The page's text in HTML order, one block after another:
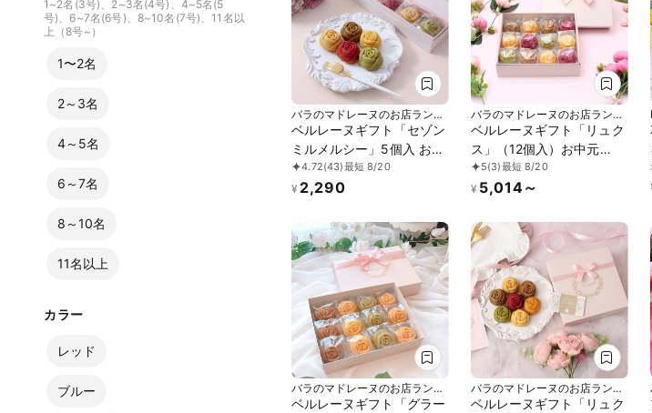
1~2名(3号)、2~3名(4号)、4~5名(5
号)、6~7名(6号)、8~10名(7号)、11名以
上（8号~）
1〜2名
2～3名
4～5名
6～7名
8～10名
11名以上
カラー
レッド
ブルー
バラのマドレーヌのお店ランジ
ェラ
ベルレーヌギフト「セゾン
ミルメルシー」5個入 お中
元2026
4.72(43)最短 8/20
¥ 2,290
バラのマドレーヌのお店ランジ
ェラ
ベルレーヌギフト「リュク
ス」（12個入）お中元
2026
5(3)最短 8/20
¥ 5,014～
バラのマドレーヌのお店ランジ
ェラ
ベルレーヌギフト「グラー
バラのマドレーヌのお店ランジ
ェラ
ベルレーヌギフト「リュク